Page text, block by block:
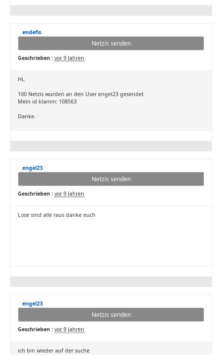
endefis
Netzis senden
Geschrieben : vor 9 Jahren
Hi,
100 Netzis wurden an den User engel23 gesendet
Mein id klamm: 108563
Danke.
engel23
Netzis senden
Geschrieben : vor 9 Jahren
Lose sind alle raus danke euch
engel23
Netzis senden
Geschrieben : vor 9 Jahren
ich bin wieder auf der suche